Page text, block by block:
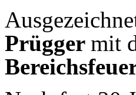
Prügger mit